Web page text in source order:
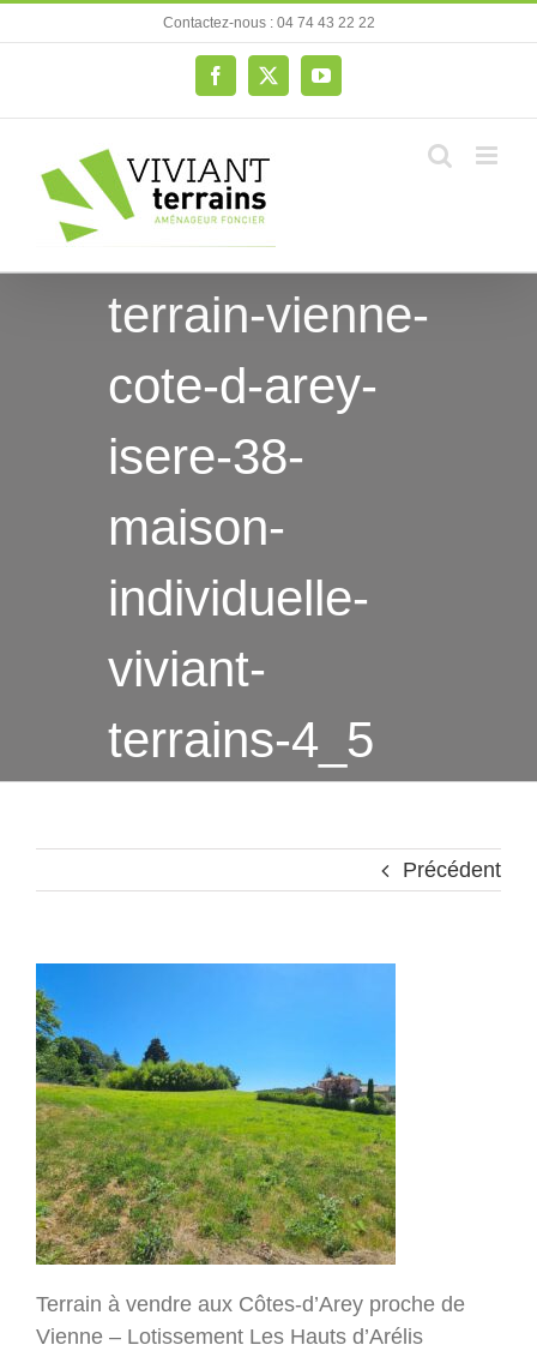
au
Contactez-nous : 04 74 43 22 22
Facebook
X YouTube
terrain-vienne-
cote-d-arey-
isere-38-
maison-
individuelle-
viviant-
terrains-4_5
Précédent
Terrain à vendre aux Côtes-d’Arey proche de
Vienne – Lotissement Les Hauts d’Arélis